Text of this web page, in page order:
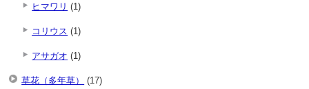
ヒマワリ (1)
コリウス (1)
アサガオ (1)
草花（多年草）
(17)